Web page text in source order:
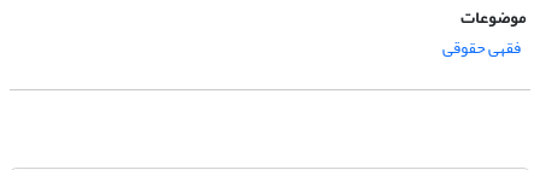
موضوعات
فقهی حقوقی